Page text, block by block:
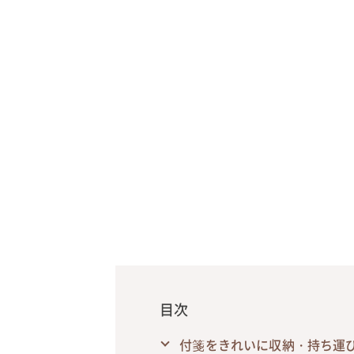
目次
付箋をきれいに収納・持ち運